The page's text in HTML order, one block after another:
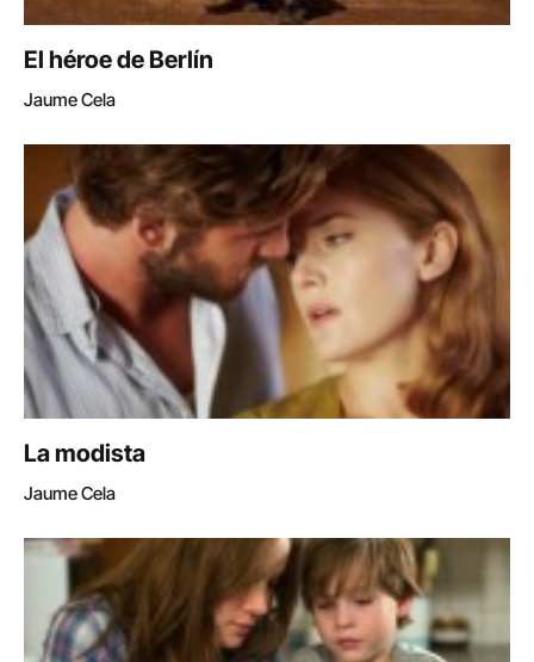
El héroe de Berlín
Jaume Cela
La modista
Jaume Cela